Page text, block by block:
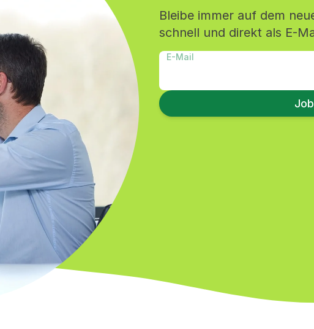
Bleibe immer auf dem
schnell und direkt als E-
E-Mail